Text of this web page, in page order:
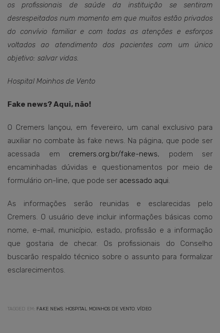
os profissionais de saúde da instituição se sentiram
desrespeitados num momento em que muitos estão privados
do convívio familiar e com todas as atenções e esforços
voltados ao atendimento dos pacientes com um único
objetivo: salvar vidas.
Hospital Moinhos de Vento
Fake news? Aqui, não!
O Cremers lançou, em fevereiro, um canal exclusivo para
auxiliar no combate às fake news. Na página, que pode ser
acessada em cremers.org.br/fake-news, podem ser
encaminhadas dúvidas e questionamentos por meio de
formulário on-line, que pode ser acessado aqui.
As informações serão reunidas e esclarecidas pelo
Cremers. O usuário deve incluir informações básicas como
nome, e-mail, município, estado, profissão e a informação
que gostaria de checar. Os profissionais do Conselho
buscarão respaldo técnico sobre o assunto para formalizar
esclarecimentos.
TAGGED EM: FAKE NEWS HOSPITAL MOINHOS DE VENTO VÍDEO